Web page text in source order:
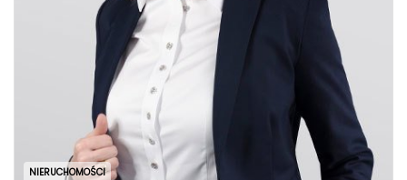
NIERUCHOMOŚCI